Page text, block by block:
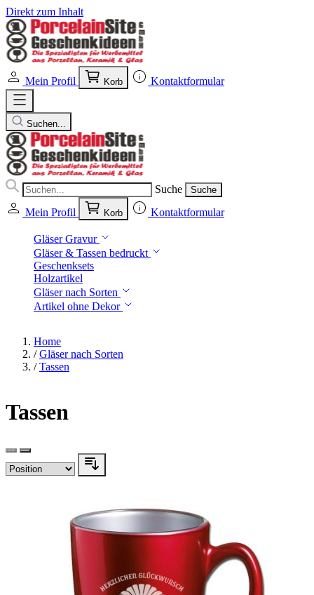
Direkt zum Inhalt
Mein Profil Korb Kontaktformular
Suchen...
Suche Suche
Mein Profil Korb Kontaktformular
Gläser Gravur
Gläser & Tassen bedruckt
Geschenksets
Holzartikel
Gläser nach Sorten
Artikel ohne Dekor
Home
/ Gläser nach Sorten
/ Tassen
Tassen